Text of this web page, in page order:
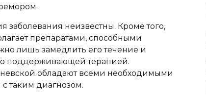
неизвестны. Кроме того,
препаратами, способными
лишь замедлить его течение и
поддерживающей терапией.
обладают всеми необходимыми
таким диагнозом.